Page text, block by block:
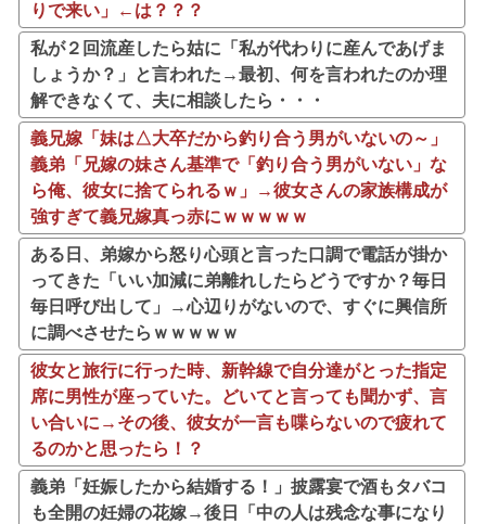
りで来い」←は？？？
私が２回流産したら姑に「私が代わりに産んであげま
しょうか？」と言われた→最初、何を言われたのか理
解できなくて、夫に相談したら・・・
義兄嫁「妹は△大卒だから釣り合う男がいないの～」
義弟「兄嫁の妹さん基準で「釣り合う男がいない」な
ら俺、彼女に捨てられるｗ」→彼女さんの家族構成が
強すぎて義兄嫁真っ赤にｗｗｗｗｗ
ある日、弟嫁から怒り心頭と言った口調で電話が掛か
ってきた「いい加減に弟離れしたらどうですか？毎日
毎日呼び出して」→心辺りがないので、すぐに興信所
に調べさせたらｗｗｗｗｗ
彼女と旅行に行った時、新幹線で自分達がとった指定
席に男性が座っていた。どいてと言っても聞かず、言
い合いに→その後、彼女が一言も喋らないので疲れて
るのかと思ったら！？
義弟「妊娠したから結婚する！」披露宴で酒もタバコ
も全開の妊婦の花嫁→後日「中の人は残念な事になり